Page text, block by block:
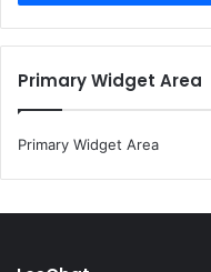
Primary Widget Area
Primary Widget Area